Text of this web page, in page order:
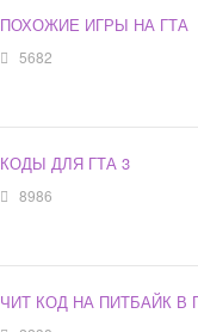
ПОХОЖИЕ ИГРЫ НА ГТА
5682
КОДЫ ДЛЯ ГТА 3
8986
ЧИТ КОД НА ПИТБАЙК В